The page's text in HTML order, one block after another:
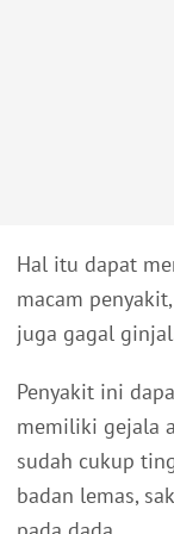
Hal itu dapat
macam
juga gagal
Penyakit ini
memiliki gejala
sudah cukup
badan lemas,